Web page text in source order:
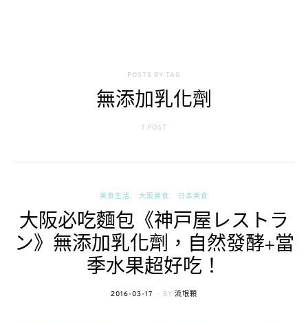
POSTS BY TAG
無添加乳化劑
1 POST
美食生活 大阪美食 日本美食
大阪必吃麵包《神戸屋レストラ
ン》無添加乳化劑，自然發酵+當
季水果超好吃！
POSTED
2016-03-17 BY 流氓顆